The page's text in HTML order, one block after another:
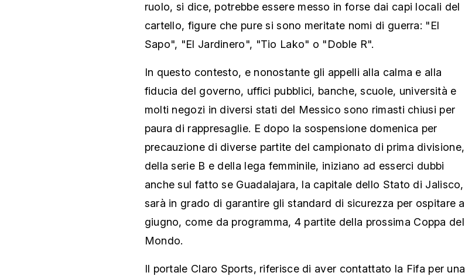
ruolo, si dice, potrebbe essere messo in forse dai capi locali del
cartello, figure che pure si sono meritate nomi di guerra: "El
Sapo", "El Jardinero", "Tio Lako" o "Doble R".
In questo contesto, e nonostante gli appelli alla calma e alla
fiducia del governo, uffici pubblici, banche, scuole, università e
molti negozi in diversi stati del Messico sono rimasti chiusi per
paura di rappresaglie. E dopo la sospensione domenica per
precauzione di diverse partite del campionato di prima divisione,
della serie B e della lega femminile, iniziano ad esserci dubbi
anche sul fatto se Guadalajara, la capitale dello Stato di Jalisco,
sarà in grado di garantire gli standard di sicurezza per ospitare a
giugno, come da programma, 4 partite della prossima Coppa del
Mondo.
Il portale Claro Sports, riferisce di aver contattato la Fifa per una